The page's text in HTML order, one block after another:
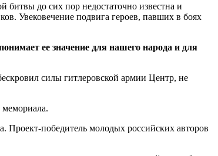
до сих пор недостаточно известна и
Увековечение подвига героев, павших в боях
ее значение для нашего народа и для
силы гитлеровской армии Центр, не
Проект-победитель молодых российских авторов